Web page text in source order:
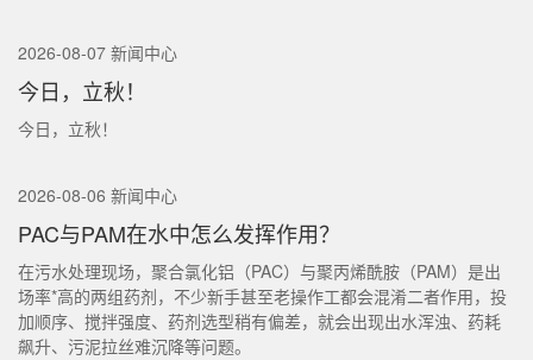
2026-08-07 新闻中心
今日，立秋！
今日，立秋！
2026-08-06 新闻中心
PAC与PAM在水中怎么发挥作用？
在污水处理现场，聚合氯化铝（PAC）与聚丙烯酰胺（PAM）是出
场率*高的两组药剂，不少新手甚至老操作工都会混淆二者作用，投
加顺序、搅拌强度、药剂选型稍有偏差，就会出现出水浑浊、药耗
飙升、污泥拉丝难沉降等问题。